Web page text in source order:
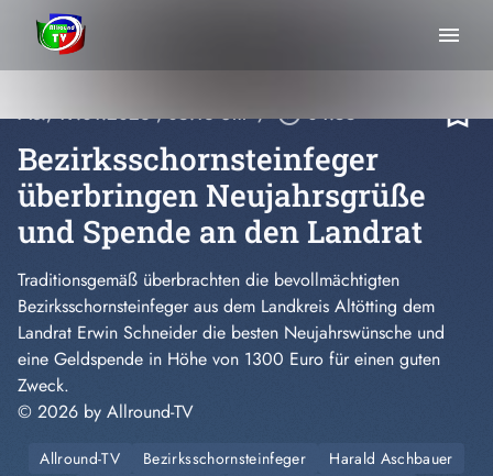
menu
Mo., 19.01.2026, 05:16 Uhr / play_circle_outline04:55 bookmark_border
Bezirksschornsteinfeger
überbringen Neujahrsgrüße
und Spende an den Landrat
Traditionsgemäß überbrachten die bevollmächtigten
Bezirksschornsteinfeger aus dem Landkreis Altötting dem
Landrat Erwin Schneider die besten Neujahrswünsche und
eine Geldspende in Höhe von 1300 Euro für einen guten
Zweck.
© 2026 by Allround-TV
Allround-TV Bezirksschornsteinfeger
Harald Aschbauer